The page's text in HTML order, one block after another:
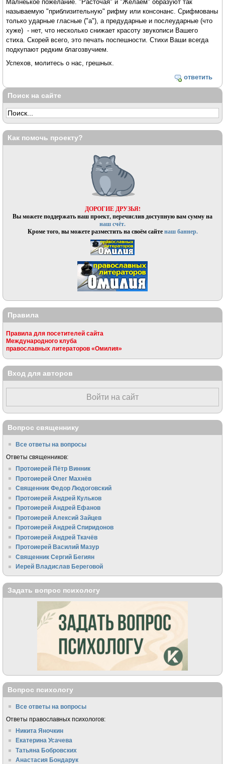
Малнеькое пожелание. "Расточая" и "Желаем" образуют так
называемую "приблизительную" рифму или консонанс. Срифмованы
только ударные гласные ("а"), а предударные и послеударные (что
хуже) - нет, что несколько снижает красоту звукописи Вашего
стиха. Скорей всего, это печать поспешности. Стихи Ваши всегда
подкупают редким благозвучием.
Успехов, молитесь о нас, грешных.
ответить
Поиск на сайте
Как помочь проекту?
ДОРОГИЕ ДРУЗЬЯ!
Вы можете поддержать наш проект, перечислив доступную вам сумму на
наш счёт.
Кроме того, вы можете разместить на своём сайтенаш баннер.
Правила
Правила для посетителей сайта
Международного клуба
православных литераторов «Омилия»
Вход для авторов
Войти на сайт
Вопрос священнику
Все ответы на вопросы
Ответы священников:
Протоиерей Пётр Винник
Протоиерей Олег Махнёв
Священник Федор Людоговский
Протоиерей Андрей Кульков
Протоиерей Андрей Ефанов
Протоиерей Алексий Зайцев
Протоиерей Андрей Спиридонов
Протоиерей Андрей Ткачёв
Протоиерей Василий Мазур
Священник Сергий Бегиян
Иерей Владислав Береговой
Задать вопрос психологу
Вопрос психологу
Все ответы на вопросы
Ответы православных психологов:
Никита Яночкин
Екатерина Усачева
Татьяна Бобровских
Анастасия Бондарук